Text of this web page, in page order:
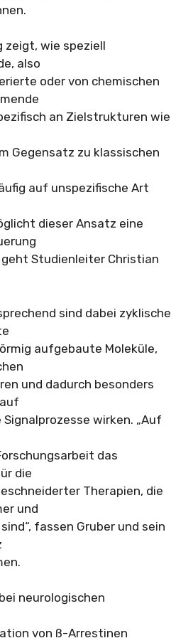
zeigt, wie speziell
also
oder von chemischen
an Zielstrukturen wie
Gegensatz zu klassischen
auf unspezifische Art
dieser Ansatz eine
geht Studienleiter Christian
sind dabei zyklische
aufgebaute Moleküle,
und dadurch besonders
wirken. „Auf
das
die
Therapien, die
und
fassen Gruber und sein
neurologischen
von ß-Arrestinen